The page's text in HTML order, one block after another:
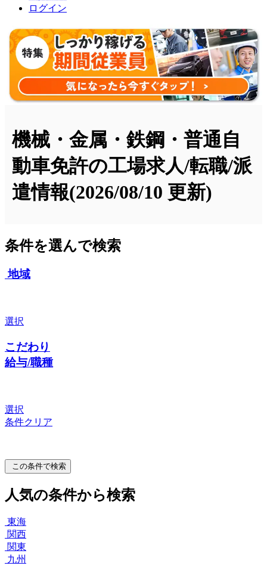
ログイン
機械・金属・鉄鋼・普通自
動車免許の工場求人/転職/派
遣情報(2026/08/10 更新)
条件を選んで検索
地域
選択
こだわり
給与/職種
選択
条件クリア
この条件で検索
人気の条件から検索
東海
関西
関東
九州